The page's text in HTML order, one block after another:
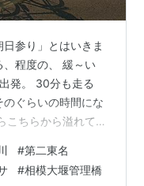
参り」とはいきま
程度の、 緩～い
発。 30分も走る
ぐらいの時間にな
こちらから溢れて来
もあんな風にまぶ
ましいやら、悔し
#第二東名
#相模大堰管理橋